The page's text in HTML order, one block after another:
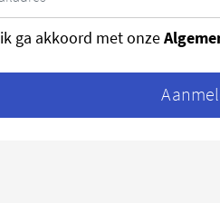
ga akkoord met onze